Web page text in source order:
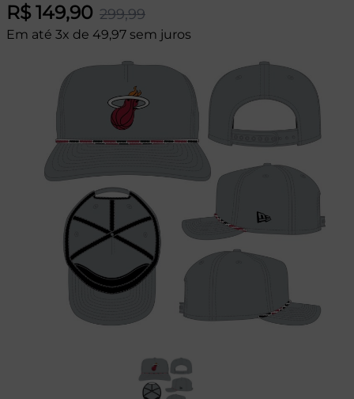
R$ 149,90 299,99
Em até 3x de 49,97 sem juros